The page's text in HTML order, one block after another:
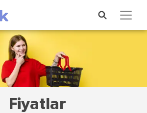
Fiyatlar